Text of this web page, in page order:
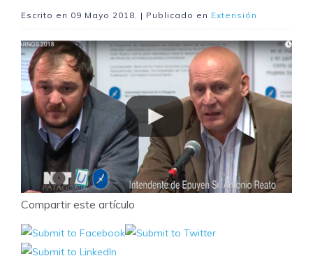
Escrito en 09 Mayo 2018. | Publicado en Extensión
Compartir este artículo